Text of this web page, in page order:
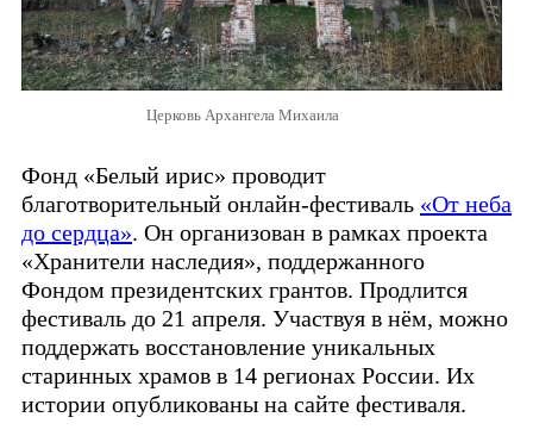
Церковь Архангела Михаила
Фонд «Белый ирис» проводит
благотворительный онлайн-фестиваль «От неба
до сердца». Он организован в рамках проекта
«Хранители наследия», поддержанного
Фондом президентских грантов. Продлится
фестиваль до 21 апреля. Участвуя в нём, можно
поддержать восстановление уникальных
старинных храмов в 14 регионах России. Их
истории опубликованы на сайте фестиваля.